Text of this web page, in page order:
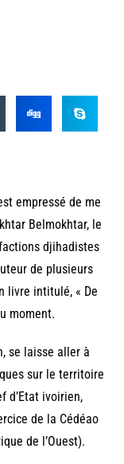
empressé de me
Belmokhtar, le
djihadistes
de plusieurs
livre intitulé, « De
moment.
se laisse aller à
sur le territoire
d’Etat ivoirien,
de la Cédéao
de l’Ouest).